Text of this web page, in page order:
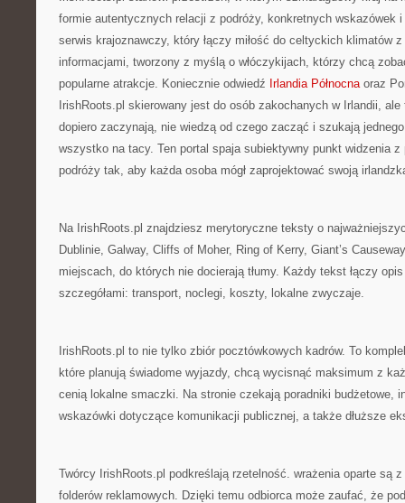
formie autentycznych relacji z podróży, konkretnych wskazówek i
serwis krajoznawczy, który łączy miłość do celtyckich klimatów
informacjami, tworzony z myślą o włóczykijach, którzy chcą
popularne atrakcje. Koniecznie odwiedź Irlandia Północnaoraz
IrishRoots.pl skierowany jest do osób zakochanych w Irlandii,
dopiero zaczynają, nie wiedzą od czego zacząć i szukają
wszystko na tacy. Ten portal spaja subiektywny punkt widzenia
podróży tak, aby każda osoba mógł zaprojektować swoją
Na IrishRoots.pl znajdziesz merytoryczne teksty o
Dublinie, Galway, Cliffs of Moher, Ring of Kerry, Giant’s
miejscach, do których nie docierają tłumy. Każdy tekst łączy
szczegółami: transport, noclegi, koszty, lokalne zwyczaje.
IrishRoots.pl to nie tylko zbiór pocztówkowych kadrów. To
które planują świadome wyjazdy, chcą wycisnąć maksimum z
cenią lokalne smaczki. Na stronie czekają poradniki budżetowe,
wskazówki dotyczące komunikacji publicznej, a także dłuższe
Twórcy IrishRoots.pl podkreślają rzetelność. wrażenia oparte są
folderów reklamowych. Dzięki temu odbiorca może zaufać, że